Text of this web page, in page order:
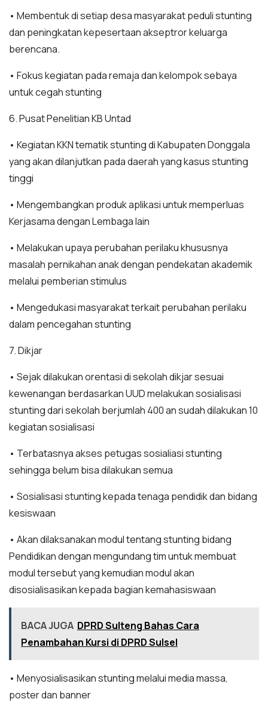
• Membentuk di setiap desa masyarakat peduli stunting
dan peningkatan kepesertaan akseptror keluarga
berencana.
• Fokus kegiatan pada remaja dan kelompok sebaya
untuk cegah stunting
6. Pusat Penelitian KB Untad
• Kegiatan KKN tematik stunting di Kabupaten Donggala
yang akan dilanjutkan pada daerah yang kasus stunting
tinggi
• Mengembangkan produk aplikasi untuk memperluas
Kerjasama dengan Lembaga lain
• Melakukan upaya perubahan perilaku khususnya
masalah pernikahan anak dengan pendekatan akademik
melalui pemberian stimulus
• Mengedukasi masyarakat terkait perubahan perilaku
dalam pencegahan stunting
7. Dikjar
• Sejak dilakukan orentasi di sekolah dikjar sesuai
kewenangan berdasarkan UUD melakukan sosialisasi
stunting dari sekolah berjumlah 400 an sudah dilakukan 10
kegiatan sosialisasi
• Terbatasnya akses petugas sosialiasi stunting
sehingga belum bisa dilakukan semua
• Sosialisasi stunting kepada tenaga pendidik dan bidang
kesiswaan
• Akan dilaksanakan modul tentang stunting bidang
Pendidikan dengan mengundang tim untuk membuat
modul tersebut yang kemudian modul akan
disosialisasikan kepada bagian kemahasiswaan
BACA JUGA DPRD Sulteng Bahas Cara
Penambahan Kursi di DPRD Sulsel
• Menyosialisasikan stunting melalui media massa,
poster dan banner